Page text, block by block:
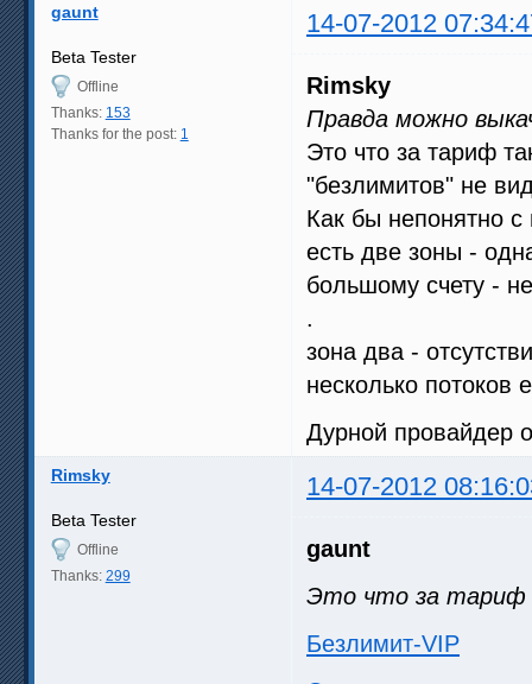
gaunt 14-07-2012
Beta Tester
Offline
Thanks: 153
Thanks for the post: 1
Rimsky
Правда можно
Это что за тариф
"безлимитов" не
Как бы непонятно
есть две зоны -
большому счету -
.
зона два -
несколько потоков
Дурной провайдер
Rimsky 14-07-2012
Beta Tester
Offline
Thanks: 299
gaunt
Это что за тариф
Безлимит-VIP